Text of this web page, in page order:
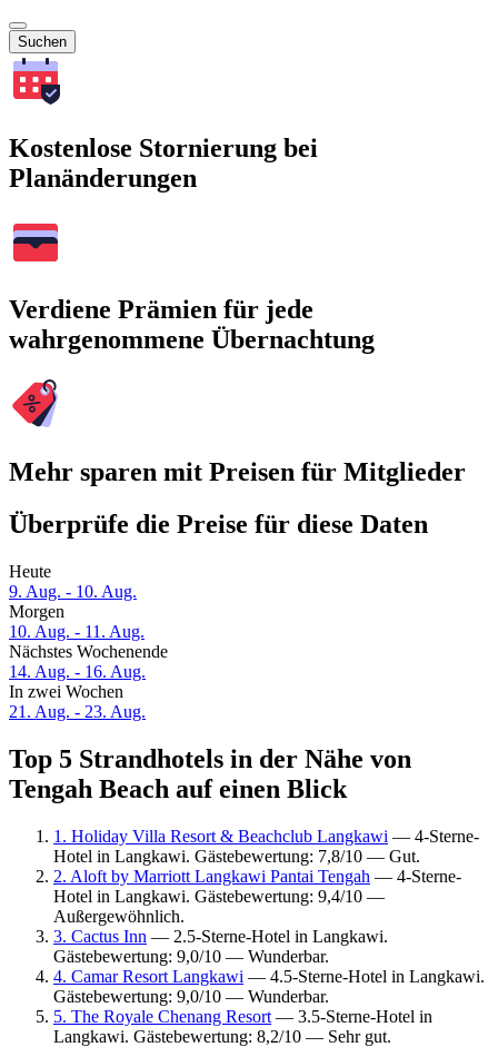
Suchen
Kostenlose Stornierung bei
Planänderungen
Verdiene Prämien für jede
wahrgenommene Übernachtung
Mehr sparen mit Preisen für Mitglieder
Überprüfe die Preise für diese Daten
Heute
9. Aug. - 10. Aug.
Morgen
10. Aug. - 11. Aug.
Nächstes Wochenende
14. Aug. - 16. Aug.
In zwei Wochen
21. Aug. - 23. Aug.
Top 5 Strandhotels in der Nähe von
Tengah Beach auf einen Blick
1. Holiday Villa Resort & Beachclub Langkawi — 4-Sterne-
Hotel in Langkawi. Gästebewertung: 7,8/10 — Gut.
2. Aloft by Marriott Langkawi Pantai Tengah — 4-Sterne-
Hotel in Langkawi. Gästebewertung: 9,4/10 —
Außergewöhnlich.
3. Cactus Inn — 2.5-Sterne-Hotel in Langkawi.
Gästebewertung: 9,0/10 — Wunderbar.
4. Camar Resort Langkawi — 4.5-Sterne-Hotel in Langkawi.
Gästebewertung: 9,0/10 — Wunderbar.
5. The Royale Chenang Resort — 3.5-Sterne-Hotel in
Langkawi. Gästebewertung: 8,2/10 — Sehr gut.